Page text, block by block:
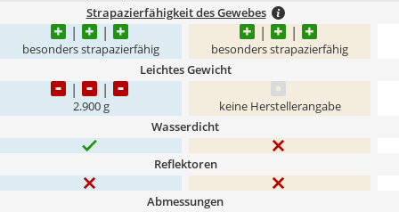
Strapazierfähigkeit des Gewebes
besonders strapazierfähig besonders strapazierfähig
Leichtes Gewicht
2.900 g keine Herstellerangabe
Wasserdicht
Reflektoren
Abmessungen